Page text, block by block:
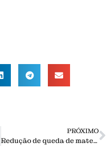
PRÓXIMO
Redução de queda de materiais dos transportadores de correia no processo siderúrgico